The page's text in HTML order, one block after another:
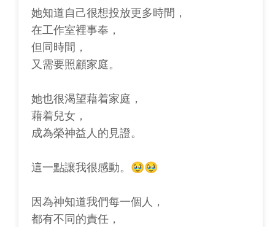
她知道自己很想投放更多時間，
在工作室裡事奉，
但同時間，
又需要照顧家庭。
她也很渴望藉着家庭，
藉着兒女，
成為榮神益人的見證。
這一點讓我很感動。🥹🥹
因為神知道我們每一個人，
都有不同的責任，